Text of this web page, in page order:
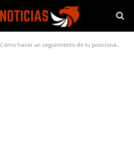
Cómo hacer un seguimiento de tu posicionamiento en Google en España